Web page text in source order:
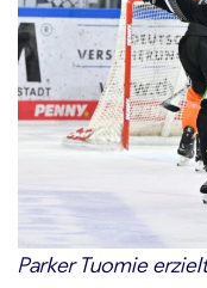
Parker Tuomie